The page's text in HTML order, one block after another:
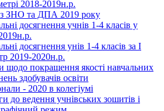
2018-2019н.р.
ЗНО та ДПА 2019 року
досягнення учнів 1-4 класів у
досягнення унів 1-4 класів за І
2019-2020н.р.
щодо покращення якості навчальних
здобувачів освіти
- 2020 в колегіумі
до ведення учнівських зошитів і